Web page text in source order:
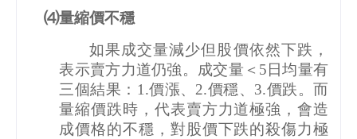
⑷量縮價不穩
如果成交量減少但股價依然下跌，
表示賣方力道仍強。成交量＜ 5日均量有
三個結果： 1.價漲、 2.價穩、 3.價跌。而
量縮價跌時，代表賣方力道極強，會造
成價格的不穩，對股價下跌的殺傷力極